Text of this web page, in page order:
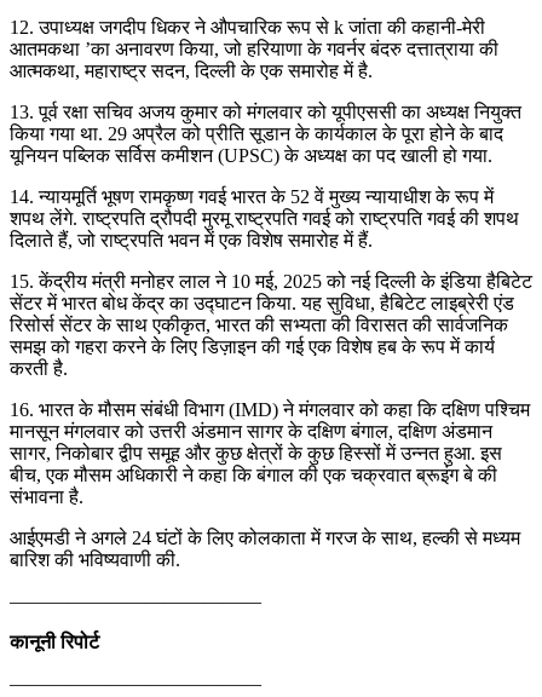
12. उपाध्यक्ष जगदीप धिकर ने औपचारिक रूप से k जांता की कहानी-मेरी
आतमकथा ’का अनावरण किया, जो हरियाणा के गवर्नर बंदरु दत्तात्राया की
आत्मकथा, महाराष्ट्र सदन, दिल्ली के एक समारोह में है.
13. पूर्व रक्षा सचिव अजय कुमार को मंगलवार को यूपीएससी का अध्यक्ष नियुक्त
किया गया था. 29 अप्रैल को प्रीति सूडान के कार्यकाल के पूरा होने के बाद
यूनियन पब्लिक सर्विस कमीशन (UPSC) के अध्यक्ष का पद खाली हो गया.
14. न्यायमूर्ति भूषण रामकृष्ण गवई भारत के 52 वें मुख्य न्यायाधीश के रूप में
शपथ लेंगे. राष्ट्रपति द्रौपदी मुरमू राष्ट्रपति गवई को राष्ट्रपति गवई की शपथ
दिलाते हैं, जो राष्ट्रपति भवन में एक विशेष समारोह में हैं.
15. केंद्रीय मंत्री मनोहर लाल ने 10 मई, 2025 को नई दिल्ली के इंडिया हैबिटेट
सेंटर में भारत बोध केंद्र का उद्घाटन किया. यह सुविधा, हैबिटेट लाइब्रेरी एंड
रिसोर्स सेंटर के साथ एकीकृत, भारत की सभ्यता की विरासत की सार्वजनिक
समझ को गहरा करने के लिए डिज़ाइन की गई एक विशेष हब के रूप में कार्य
करती है.
16. भारत के मौसम संबंधी विभाग (IMD) ने मंगलवार को कहा कि दक्षिण पश्चिम
मानसून मंगलवार को उत्तरी अंडमान सागर के दक्षिण बंगाल, दक्षिण अंडमान
सागर, निकोबार द्वीप समूह और कुछ क्षेत्रों के कुछ हिस्सों में उन्नत हुआ. इस
बीच, एक मौसम अधिकारी ने कहा कि बंगाल की एक चक्रवात ब्रूइंग बे की
संभावना है.
आईएमडी ने अगले 24 घंटों के लिए कोलकाता में गरज के साथ, हल्की से मध्यम
बारिश की भविष्यवाणी की.
—————————————
कानूनी रिपोर्ट
—————————————